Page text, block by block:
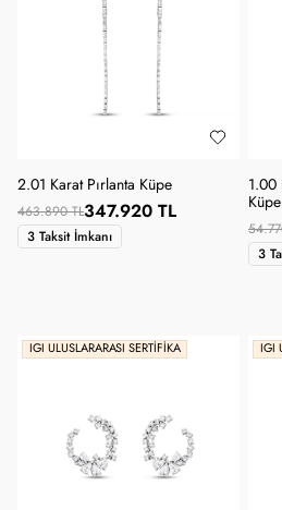
2.01 Karat Pırlanta Küpe
463.890 TL347.920 TL
3 Taksit İmkanı
1.00
Küpe
3
IGI ULUSLARARASI SERTIFIKA IGI